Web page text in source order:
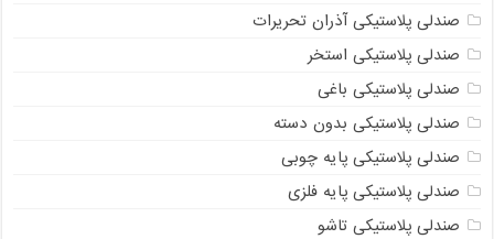
صندلی پلاستیکی آذران تحریرات
صندلی پلاستیکی استخر
صندلی پلاستیکی باغی
صندلی پلاستیکی بدون دسته
صندلی پلاستیکی پایه چوبی
صندلی پلاستیکی پایه فلزی
صندلی پلاستیکی تاشو